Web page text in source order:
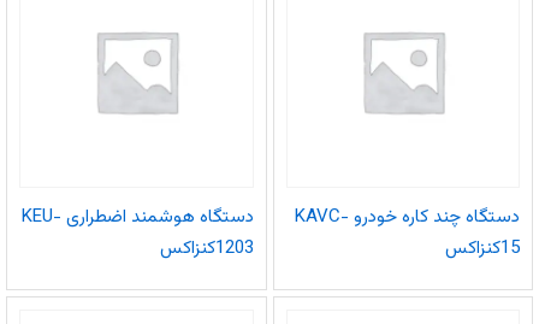
دستگاه چند کاره خودرو KAVC-
15کنزاکس
دستگاه هوشمند اضطراری KEU-
1203کنزاکس